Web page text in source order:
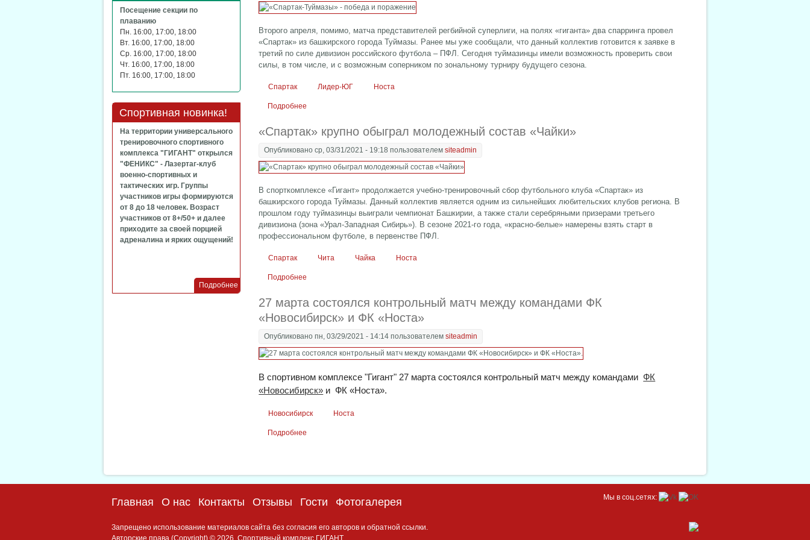
Второго апреля, помимо, матча представителей регбийной суперлиги, на полях «гиганта» два спарринга провел
«Спартак» из башкирского города Туймазы.
Ранее мы уже сообщали, что данный коллектив готовится к заявке в
третий по силе дивизион российского футбола – ПФЛ. Сегодня туймазинцы имели возможность проверить свои
силы, в том числе, и с возможным соперником по зональному турниру будущего сезона.
Спартак Лидер-ЮГ Носта
Подробнее
«Спартак» крупно обыграл молодежный состав «Чайки»
Опубликовано ср, 03/31/2021 - 19:18 пользователемsiteadmin
В спорткомплексе «Гигант» продолжается учебно-тренировочный сбор футбольного клуба «Спартак» из
башкирского города Туймазы. Данный коллектив является одним из сильнейших любительских клубов региона. В
прошлом году туймазинцы выиграли чемпионат Башкирии, а также стали серебряными призерами третьего
дивизиона (зона «Урал-Западная Сибирь»). В сезоне 2021-го года, «красно-белые» намерены взять старт в
профессиональном футболе, в первенстве ПФЛ.
Спартак Чита Чайка Носта
Подробнее
27 марта состоялся контрольный матч между командами ФК
«Новосибирск» и ФК «Носта»
Опубликовано пн, 03/29/2021 - 14:14 пользователемsiteadmin
В спортивном комплексе "Гигант" 27 марта состоялся контрольный матч между командами ФК
«Новосибирск» и ФК «Носта».
Новосибирск Носта
Подробнее
Посещение секции по
плаванию
Пн. 16:00, 17:00, 18:00
Вт. 16:00, 17:00, 18:00
Ср. 16:00, 17:00, 18:00
Чт. 16:00, 17:00, 18:00
Пт. 16:00, 17:00, 18:00
Спортивная новинка!
На территории универсального
тренировочного спортивного
комплекса "ГИГАНТ" открылся
"ФЕНИКС" - Лазертаг-клуб
военно-спортивных и
тактических игр. Группы
участников игры формируются
от 8 до 18 человек. Возраст
участников от 8+/50+ и далее
приходите за своей порцией
адреналина и ярких ощущений!
Подробнее
Главная О нас Контакты Отзывы Гости Фотогалерея Мы в соц.сетях:
Запрещено использование материалов сайта без согласия его авторов и обратной ссылки.
Авторские права (Copyright) © 2026, Спортивный комплекс ГИГАНТ